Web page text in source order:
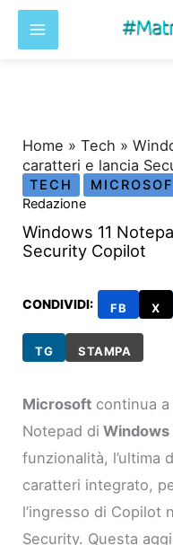
Home »Tech »
caratteri e lancia
TECH
Redazione
Windows 11
Security Copilot
CONDIVIDI: FB X
TG STAMPA
Microsoft continua a
Notepad di Windows
funzionalità, l’ultima
caratteri integrato,
l’ingresso di Copilot
Security. Questa